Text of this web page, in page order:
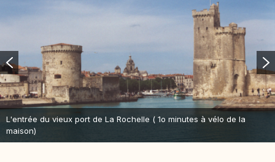
L'entrée du vieux port de La Rochelle ( 1o minutes à vélo de la
maison)